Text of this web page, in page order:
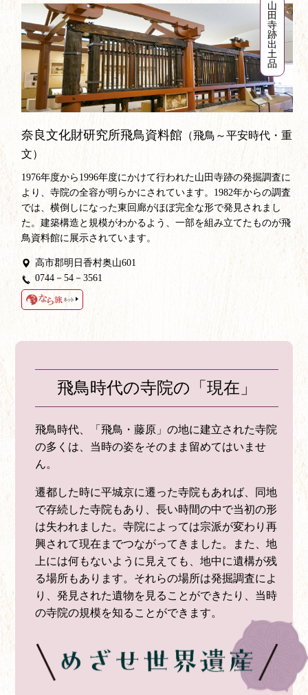
山
田
寺
跡
出
土
品
奈良文化財研究所飛鳥資料館（飛鳥～平安時代・重
文）
1976年度から1996年度にかけて行われた山田寺跡の発掘調査に
より、寺院の全容が明らかにされています。1982年からの調査
では、横倒しになった東回廊がほぼ完全な形で発見されまし
た。建築構造と規模がわかるよう、一部を組み立てたものが飛
鳥資料館に展示されています。
高市郡明日香村奥山601
0744－54－3561
飛鳥時代の寺院の「現在」
飛鳥時代、「飛鳥・藤原」の地に建立された寺院
の多くは、当時の姿をそのまま留めてはいませ
ん。
遷都した時に平城京に遷った寺院もあれば、同地
で存続した寺院もあり、長い時間の中で当初の形
は失われました。寺院によっては宗派が変わり再
興されて現在までつながってきました。また、地
上には何もないように見えても、地中に遺構が残
る場所もあります。それらの場所は発掘調査によ
り、発見された遺物を見ることができたり、当時
の寺院の規模を知ることができます。